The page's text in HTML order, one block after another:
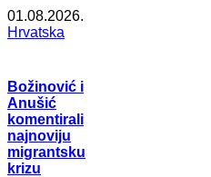
01.08.2026.
Hrvatska
Božinović i
Anušić
komentirali
najnoviju
migrantsku
krizu